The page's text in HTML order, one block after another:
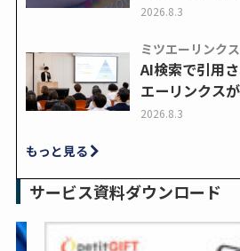
2026.8.3
ミツエーリンクス
AI検索で引用
エーリンクス
2026.8.3
もっと見る
サービス資料ダウンロード